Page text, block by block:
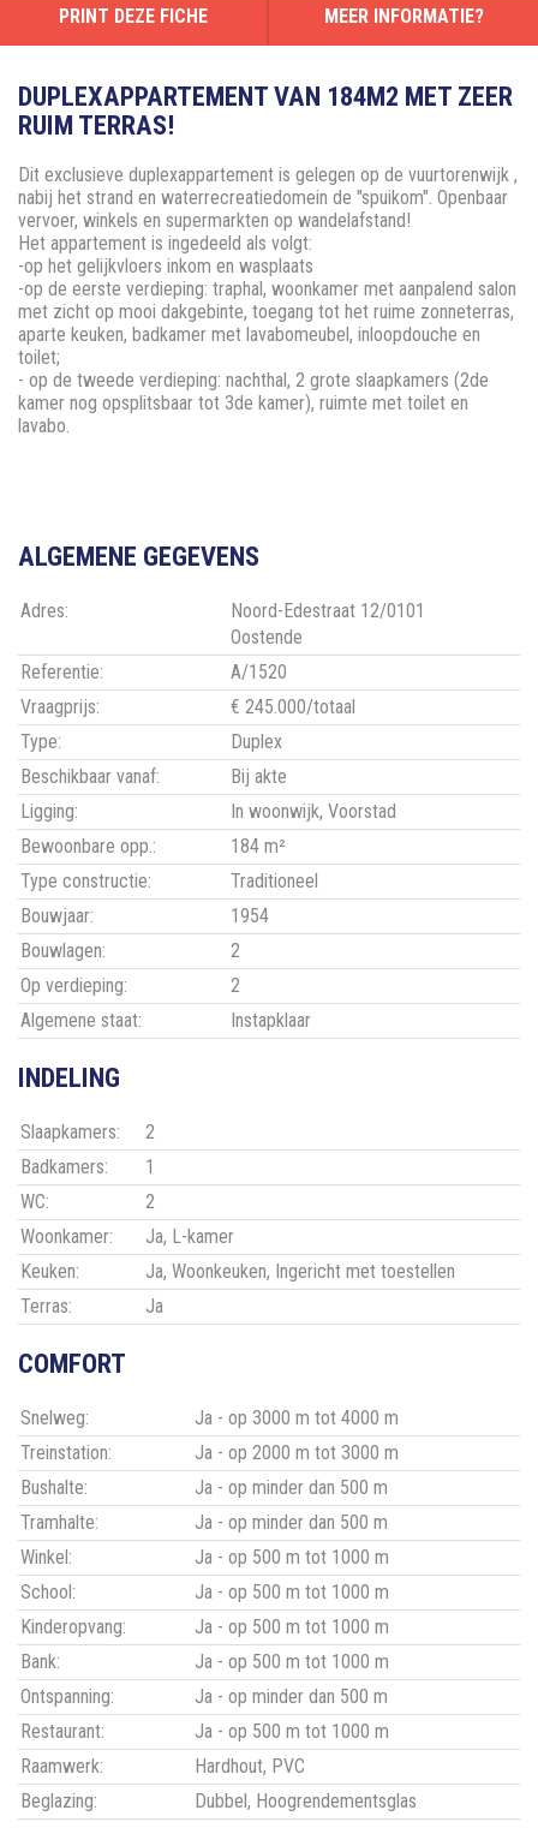
PRINT DEZE FICHE MEER INFORMATIE?
DUPLEXAPPARTEMENT VAN 184M2 MET ZEER
RUIM TERRAS!
Dit exclusieve duplexappartement is gelegen op de vuurtorenwijk ,
nabij het strand en waterrecreatiedomein de "spuikom". Openbaar
vervoer, winkels en supermarkten op wandelafstand!
Het appartement is ingedeeld als volgt:
-op het gelijkvloers inkom en wasplaats
-op de eerste verdieping: traphal, woonkamer met aanpalend salon
met zicht op mooi dakgebinte, toegang tot het ruime zonneterras,
aparte keuken, badkamer met lavabomeubel, inloopdouche en
toilet;
- op de tweede verdieping: nachthal, 2 grote slaapkamers (2de
kamer nog opsplitsbaar tot 3de kamer), ruimte met toilet en
lavabo.
ALGEMENE GEGEVENS
Adres:
Noord-Edestraat 12/0101
Oostende
Referentie:
A/1520
Vraagprijs:
€ 245.000/totaal
Type:
Duplex
Beschikbaar vanaf:
Bij akte
Ligging:
In woonwijk, Voorstad
Bewoonbare opp.:
184 m²
Type constructie:
Traditioneel
Bouwjaar:
1954
Bouwlagen:
2
Op verdieping:
2
Algemene staat:
Instapklaar
INDELING
Slaapkamers:
2
Badkamers:
1
WC:
2
Woonkamer:
Ja, L-kamer
Keuken:
Ja, Woonkeuken, Ingericht met toestellen
Terras:
Ja
COMFORT
Snelweg:
Ja - op 3000 m tot 4000 m
Treinstation:
Ja - op 2000 m tot 3000 m
Bushalte:
Ja - op minder dan 500 m
Tramhalte:
Ja - op minder dan 500 m
Winkel:
Ja - op 500 m tot 1000 m
School:
Ja - op 500 m tot 1000 m
Kinderopvang:
Ja - op 500 m tot 1000 m
Bank:
Ja - op 500 m tot 1000 m
Ontspanning:
Ja - op minder dan 500 m
Restaurant:
Ja - op 500 m tot 1000 m
Raamwerk:
Hardhout, PVC
Beglazing:
Dubbel, Hoogrendementsglas